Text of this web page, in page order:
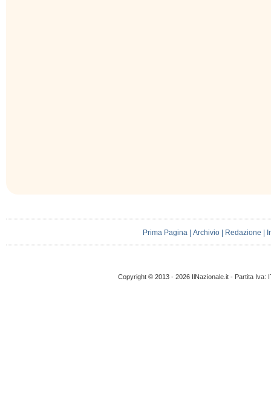
Prima Pagina |Archivio | Redazione |
Copyright © 2013 - 2026 IlNazionale.it - Partita Iva: